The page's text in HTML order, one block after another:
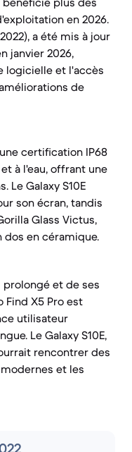
en 2026.
a été mis à jour
janvier 2026,
logicielle et l'accès
de
certification IP68
à l'eau, offrant une
Galaxy S10E
son écran, tandis
Glass Victus,
dos en céramique.
et de ses
X5 Pro est
utilisateur
Le Galaxy S10E,
rencontrer des
et les